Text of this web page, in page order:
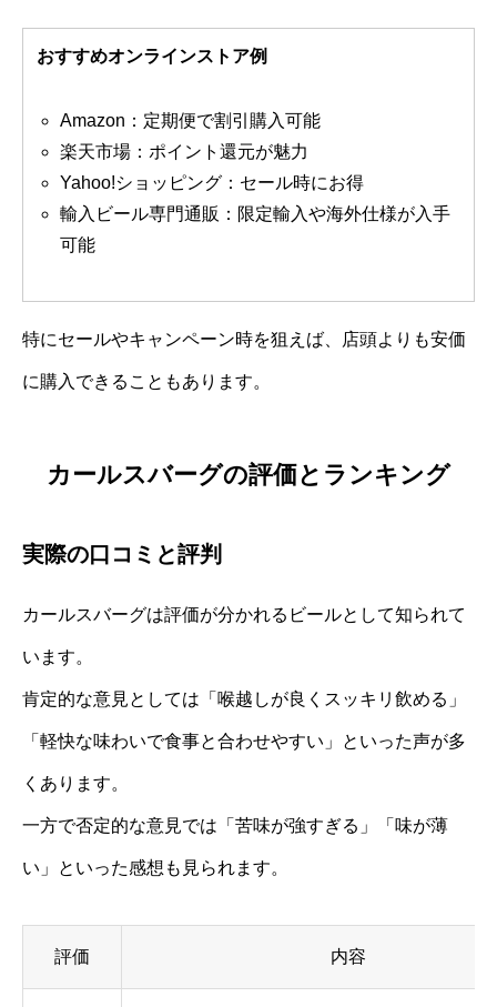
おすすめオンラインストア例
Amazon：定期便で割引購入可能
楽天市場：ポイント還元が魅力
Yahoo!ショッピング：セール時にお得
輸入ビール専門通販：限定輸入や海外仕様が入手
可能
特にセールやキャンペーン時を狙えば、店頭よりも安価
に購入できることもあります。
カールスバーグの評価とランキング
実際の口コミと評判
カールスバーグは評価が分かれるビールとして知られて
います。
肯定的な意見としては「喉越しが良くスッキリ飲める」
「軽快な味わいで食事と合わせやすい」といった声が多
くあります。
一方で否定的な意見では「苦味が強すぎる」「味が薄
い」といった感想も見られます。
評価 内容